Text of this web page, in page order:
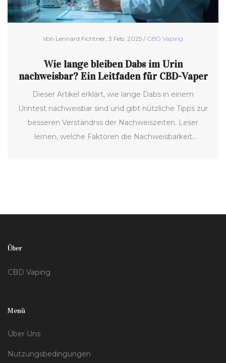
Von Lennard Fichtner, 3 Feb, 2025 / CBD Vaping
Wie lange bleiben Dabs im Urin
nachweisbar? Ein Leitfaden für CBD-Vaper
Dieser Artikel erklärt, wie lange Dabs in einem
Urintest nachweisbar sind und gibt nützliche Tipps zur
besseren Verständnis der Nachweiszeiten. Leser
lernen, welche Faktoren die Nachweisbarkeit
Über
CBD Vaping
Menü
Über Uns
Nutzungsbedingungen